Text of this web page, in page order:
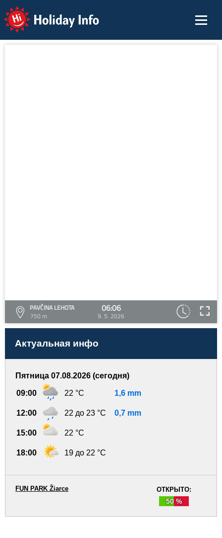
Holiday Info
PAVČINA LEHOTA
750 m
06:06
9. 5. 2026
Актуальная инфо
Пятница 07.08.2026 (сегодня)
09:00 22 °C 1,6 mm
12:00 22 до 23 °C 0,7 mm
15:00 22 °C
18:00 19 до 22 °C
ОТКРЫТО:
50 %
FUN PARK Žiarce